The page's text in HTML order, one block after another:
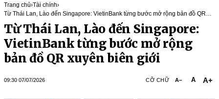
Trang chủ›Tài chính›
Từ Thái Lan, Lào đến Singapore: VietinBank từng bước mở rộng bản đồ QR
xuyên biên giới
Từ Thái Lan, Lào đến Singapore:
VietinBank từng bước mở rộng
bản đồ QR xuyên biên giới
09:30 07/07/2026 CỠ CHỮ A− A A+